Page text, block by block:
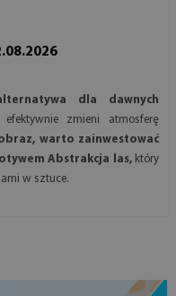
dla dawnych
zmieni atmosferę
warto zainwestować
Abstrakcja las,który
w sztuce.